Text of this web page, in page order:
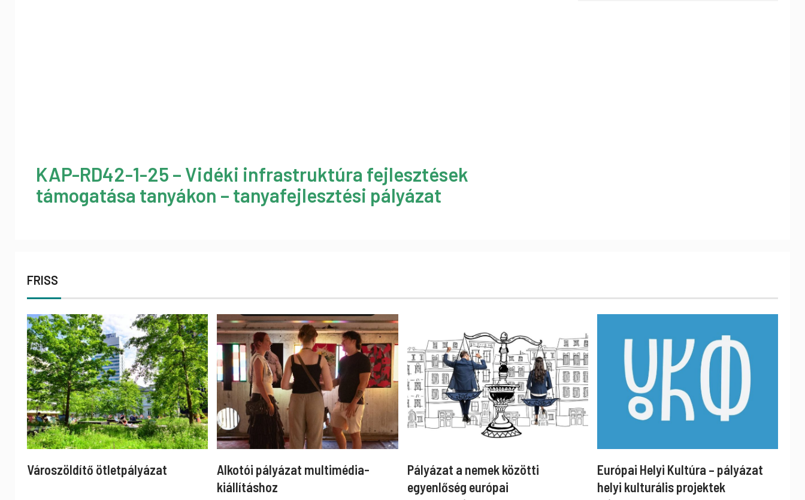
KAP-RD42-1-25 – Vidéki infrastruktúra fejlesztések
támogatása tanyákon – tanyafejlesztési pályázat
FRISS
Városzöldítő ötletpályázat
Alkotói pályázat multimédia-
kiállításhoz
Pályázat a nemek közötti
egyenlőség európai
Európai Helyi Kultúra – pályázat
helyi kulturális projektek